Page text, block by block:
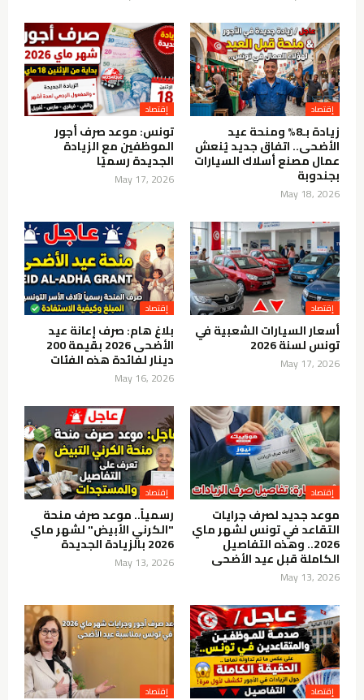
إقتصاد
زيادة بـ8% ومنحة عيد
الأضحى.. اتفاق جديد يُنعش
عمال مصنع أسلاك السيارات
بجندوبة
May 18, 2026
إقتصاد
تونس: موعد صرف أجور
الموظفين مع الزيادة
الجديدة رسميًا
May 17, 2026
إقتصاد
أسعار السيارات الشعبية في
تونس لسنة 2026
May 17, 2026
إقتصاد
بلاغ هام: صرف إعانة عيد
الأضحى 2026 بقيمة 200
دينار لفائدة هذه الفئات
May 16, 2026
إقتصاد
موعد جديد لصرف جرايات
التقاعد في تونس لشهر ماي
2026.. وهذه التفاصيل
الكاملة قبل عيد الأضحى
May 13, 2026
إقتصاد
رسمياً.. موعد صرف منحة
"الكرني الأبيض" لشهر ماي
2026 بالزيادة الجديدة
May 13, 2026
إقتصاد إقتصاد